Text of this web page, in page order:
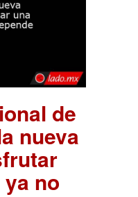
de
nueva
no